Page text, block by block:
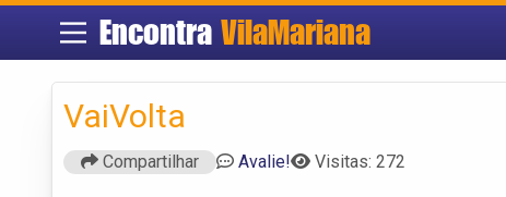
Encontra VilaMariana
VaiVolta
Compartilhar Avalie! Visitas: 272